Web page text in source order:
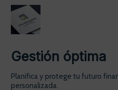
Gestión óptima
Planifica y protege tu futuro
personalizada.